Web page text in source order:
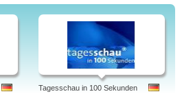
Tagesschau in 100 Sekunden